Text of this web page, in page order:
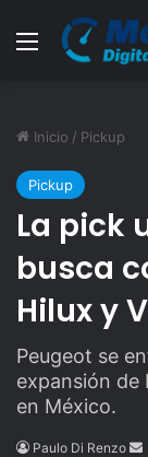
Menú
Inicio / Pickup
Pickup
La pick
busca
Hilux y
Peugeot se
expansión de
en México.
Paulo Di Renzo